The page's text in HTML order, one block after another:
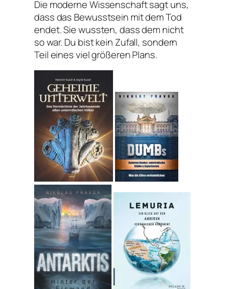
Die moderne Wissenschaft sagt uns,
dass das Bewusstsein mit dem Tod
endet. Sie wussten, dass dem nicht
so war. Du bist kein Zufall, sondern
Teil eines viel größeren Plans.